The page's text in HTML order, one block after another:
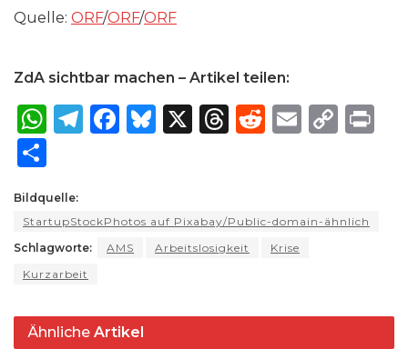
Quelle: ORF/ORF/ORF
ZdA sichtbar machen – Artikel teilen:
W
ts
A
p
T
ra
m
F
b
o
k
B
k
y
X
T
d
s
R
t
E
C
Li
ar
e
Bildquelle:
StartupStockPhotos auf Pixabay/Public-domain-ähnlich
Schlagworte:
AMS Arbeitslosigkeit
Krise
Kurzarbeit
Ähnliche Artikel